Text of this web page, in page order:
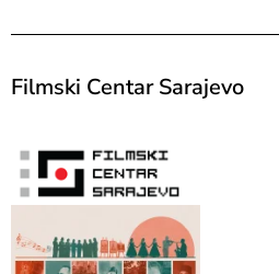
Filmski Centar Sarajevo